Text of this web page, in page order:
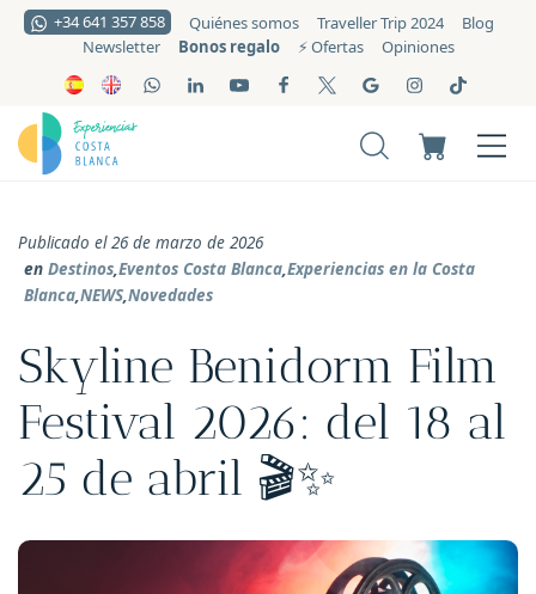
+34 641 357 858 Quiénes somos Traveller Trip 2024
Blog
Newsletter
Bonos regalo ⚡️ Ofertas Opiniones
Publicado el 26 de marzo de 2026
en Destinos,Eventos Costa Blanca,Experiencias en la Costa
Blanca,NEWS,Novedades
Skyline Benidorm Film
Festival 2026: del 18 al
25 de abril 🎬✨